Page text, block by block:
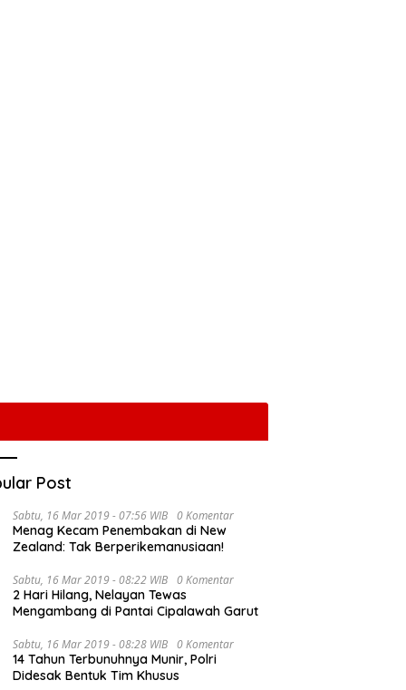
Post
Sabtu, 16 Mar 2019 - 07:56 WIB 0 Komentar
Menag Kecam Penembakan di New
Zealand: Tak Berperikemanusiaan!
Sabtu, 16 Mar 2019 - 08:22 WIB 0 Komentar
2 Hari Hilang, Nelayan Tewas
Mengambang di Pantai Cipalawah Garut
Sabtu, 16 Mar 2019 - 08:28 WIB 0 Komentar
14 Tahun Terbunuhnya Munir, Polri
Didesak Bentuk Tim Khusus